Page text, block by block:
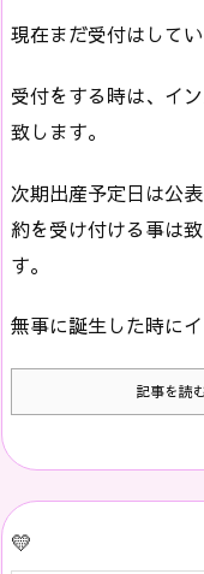
現在まだ受付はしてい
受付をする時は、イ
致します。
次期出産予定日は公
約を受け付ける事は
す。
無事に誕生した時に
記事を読
💛